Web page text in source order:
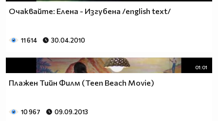
Очаквайте: Елена - Изгубена /english text/
11 614 30.04.2010
01:01
Плажен Тийн Филм (Teen Beach Movie)
10 967 09.09.2013